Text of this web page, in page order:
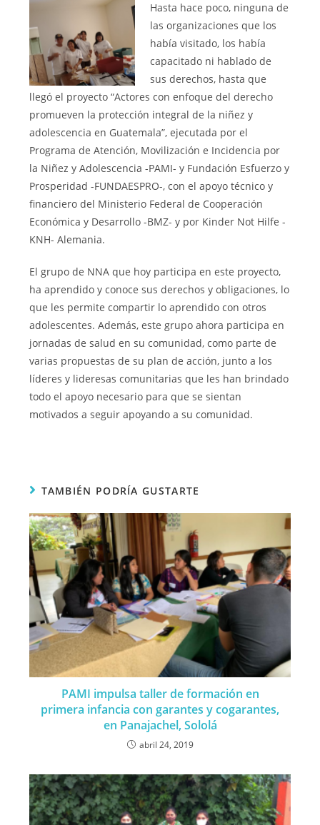
Hasta hace poco, ninguna de
las organizaciones que los
había visitado, los había
capacitado ni hablado de
sus derechos, hasta que
llegó el proyecto “Actores con enfoque del derecho
promueven la protección integral de la niñez y
adolescencia en Guatemala”, ejecutada por el
Programa de Atención, Movilización e Incidencia por
la Niñez y Adolescencia -PAMI- y Fundación Esfuerzo y
Prosperidad -FUNDAESPRO-, con el apoyo técnico y
financiero del Ministerio Federal de Cooperación
Económica y Desarrollo -BMZ- y por Kinder Not Hilfe -
KNH- Alemania.
El grupo de NNA que hoy participa en este proyecto,
ha aprendido y conoce sus derechos y obligaciones, lo
que les permite compartir lo aprendido con otros
adolescentes. Además, este grupo ahora participa en
jornadas de salud en su comunidad, como parte de
varias propuestas de su plan de acción, junto a los
líderes y lideresas comunitarias que les han brindado
todo el apoyo necesario para que se sientan
motivados a seguir apoyando a su comunidad.
TAMBIÉN PODRÍA GUSTARTE
PAMI impulsa taller de formación en
primera infancia con garantes y cogarantes,
en Panajachel, Sololá
abril 24, 2019